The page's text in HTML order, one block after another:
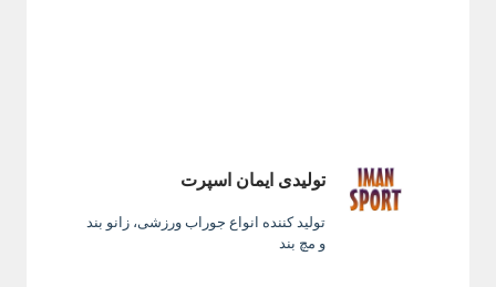
تولیدی ایمان اسپرت
تولید کننده انواع جوراب ورزشی، زانو بند
و مچ بند